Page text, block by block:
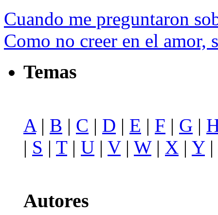
Cuando me preguntaron
Como no creer en el amor,
Temas
A| B | C | D | E | F | G |
| S | T| U | V| W| X | Y|
Autores